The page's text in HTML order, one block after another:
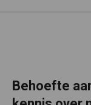
Behoefte